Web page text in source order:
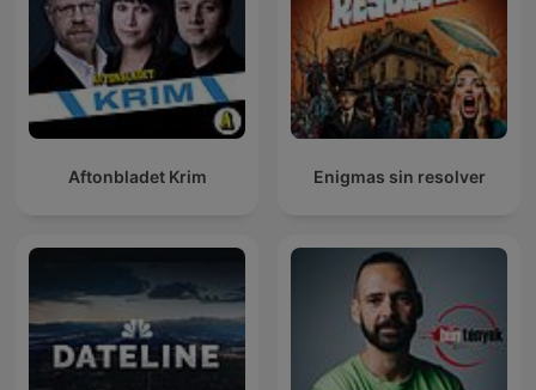
Aftonbladet Krim Enigmas sin resolver